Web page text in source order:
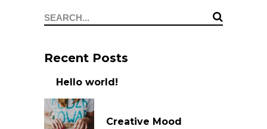
Search
Recent Posts
Hello world!
Creative Mood